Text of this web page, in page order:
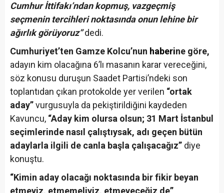
Cumhur İttifakı’ndan kopmuş, vazgeçmiş
seçmenin tercihleri noktasında onun lehine bir
ağırlık görüyoruz”dedi.
Cumhuriyet’ten Gamze Kolcu’nun haberine göre,
adayın kim olacağına 6’lı masanın karar vereceğini,
söz konusu duruşun Saadet Partisi’ndeki son
toplantıdan çıkan protokolde yer verilen “ortak
aday”vurgusuyla da pekiştirildiğini kaydeden
Kavuncu, “Aday kim olursa olsun; 31 Mart İstanbul
seçimlerinde nasıl çalıştıysak, adı geçen bütün
adaylarla ilgili de canla başla çalışacağız” diye
konuştu.
“Kimin aday olacağı noktasında bir fikir beyan
etmeyiz, etmemeliyiz, etmeyeceğiz de”